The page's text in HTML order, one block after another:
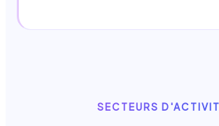
SECTEURS